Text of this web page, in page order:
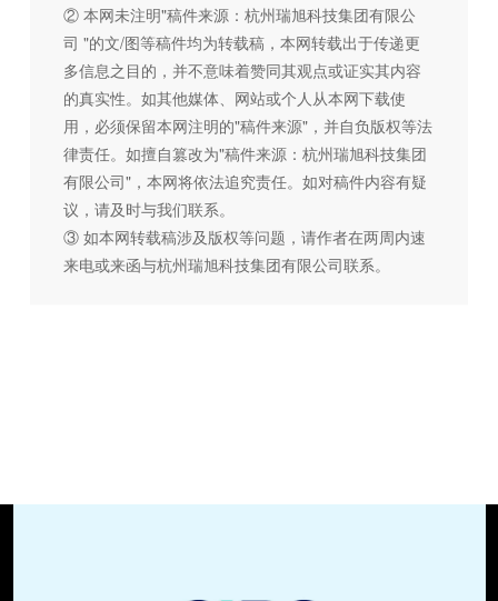
② 本网未注明"稿件来源：杭州瑞旭科技集团有限公
司 "的文/图等稿件均为转载稿，本网转载出于传递更
多信息之目的，并不意味着赞同其观点或证实其内容
的真实性。如其他媒体、网站或个人从本网下载使
用，必须保留本网注明的"稿件来源"，并自负版权等法
律责任。如擅自篡改为"稿件来源：杭州瑞旭科技集团
有限公司"，本网将依法追究责任。如对稿件内容有疑
议，请及时与我们联系。
③ 如本网转载稿涉及版权等问题，请作者在两周内速
来电或来函与杭州瑞旭科技集团有限公司联系。